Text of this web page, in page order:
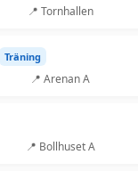
📍 Tornhallen
Träning
📍 Arenan A
📍 Bollhuset A